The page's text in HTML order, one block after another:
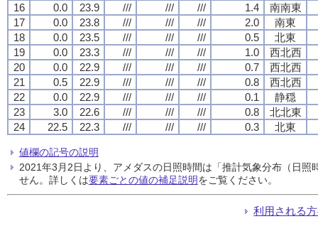
16
0.0 23.9 /// /// /// 1.4
南南東
17
0.0 23.8 /// /// /// 2.0
南東
18
0.0 23.5 /// /// /// 0.5
北東
19
0.0 23.3 /// /// /// 1.0
西北西
20
0.0 22.9 /// /// /// 0.7
西北西
21
0.5 22.9 /// /// /// 0.8
西北西
22
0.0 22.9 /// /// /// 0.1
静穏
23
3.0 22.6 /// /// /// 0.8
北北東
24
22.5 22.3 /// /// /// 0.3 北東
値欄の記号の説明
2021年3月2日より、アメダスの日照時間は「推計気象分布（日
せん。詳しくは要素ごとの値の補足説明をご覧ください。
利用される